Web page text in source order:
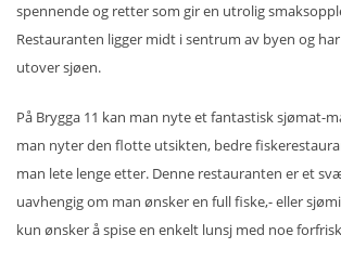
spennende og retter som gir en utrolig
Restauranten ligger midt i sentrum av byen og
utover sjøen.
På Brygga 11 kan man nyte et fantastisk sjømat-
man nyter den flotte utsikten, bedre
man lete lenge etter. Denne restauranten er et
uavhengig om man ønsker en full fiske,- eller
kun ønsker å spise en enkelt lunsj med noe